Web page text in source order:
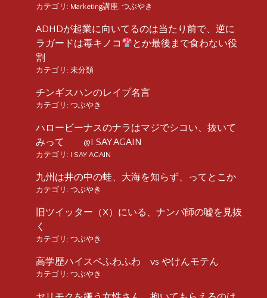
カテゴリ: Marketing講座 つぶやき
ADHDが起業に向いてるのは当たり前で、逆に
ラガードは毒キノコ
とか最後まで食わない役
割
カテゴリ: 未分類
チンギスハンのレイプ名言
カテゴリ: つぶやき
ハロービーナスのナラはマジでシコい、抜いて
みって @I SAY AGAIN
カテゴリ: I SAY AGAIN
九州は井の中の蛙、大海を知らず、ってとこか
カテゴリ: つぶやき
旧ツイッター（X）にいる、ナンパ師の嘘を見抜
く
カテゴリ: つぶやき
高学歴ハイスペふわふわ vs やけんモテん
カテゴリ: つぶやき